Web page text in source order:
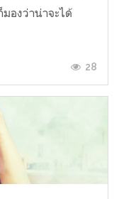
องว่าน่าจะได้
28